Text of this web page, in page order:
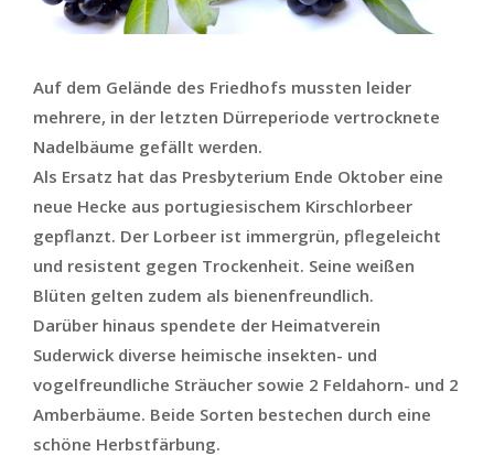
Auf dem Gelände des Friedhofs mussten leider
mehrere, in der letzten Dürreperiode vertrocknete
Nadelbäume gefällt werden.
Als Ersatz hat das Presbyterium Ende Oktober eine
neue Hecke aus portugiesischem Kirschlorbeer
gepflanzt. Der Lorbeer ist immergrün, pflegeleicht
und resistent gegen Trockenheit. Seine weißen
Blüten gelten zudem als bienenfreundlich.
Darüber hinaus spendete der Heimatverein
Suderwick diverse heimische insekten- und
vogelfreundliche Sträucher sowie 2 Feldahorn- und 2
Amberbäume. Beide Sorten bestechen durch eine
schöne Herbstfärbung.